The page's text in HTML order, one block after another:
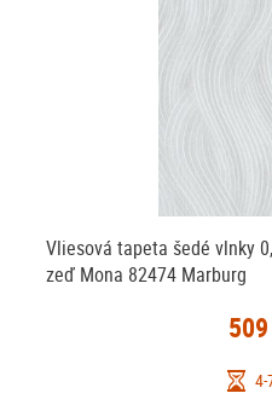
Vliesová tapeta šedé vlnky
zeď Mona 82474 Marburg
4-